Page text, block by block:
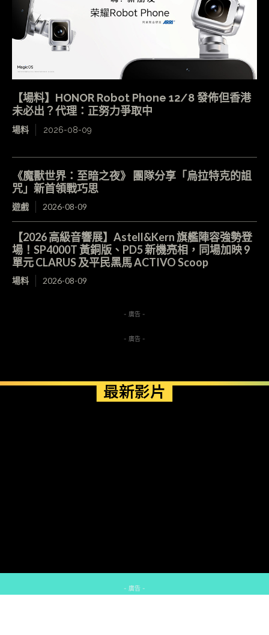
【場料】HONOR Robot Phone 12/8 發佈但香港
未必出？代理：正努力爭取中
場料 2026-08-09
《魔獸世界：至暗之夜》 團隊分享「烏拉特克的詛
咒」新首領戰巧思
遊戲 2026-08-09
【2026 高級音響展】Astell&Kern 旗艦陣容強勢登
場！SP4000T 黃銅版、PD5 新機亮相，同場加映 9
單元 CLARUS 及平民黑馬 ACTIVO Scoop
場料 2026-08-09
- 廣告 -
- 廣告 -
最新影片
- 廣告 -